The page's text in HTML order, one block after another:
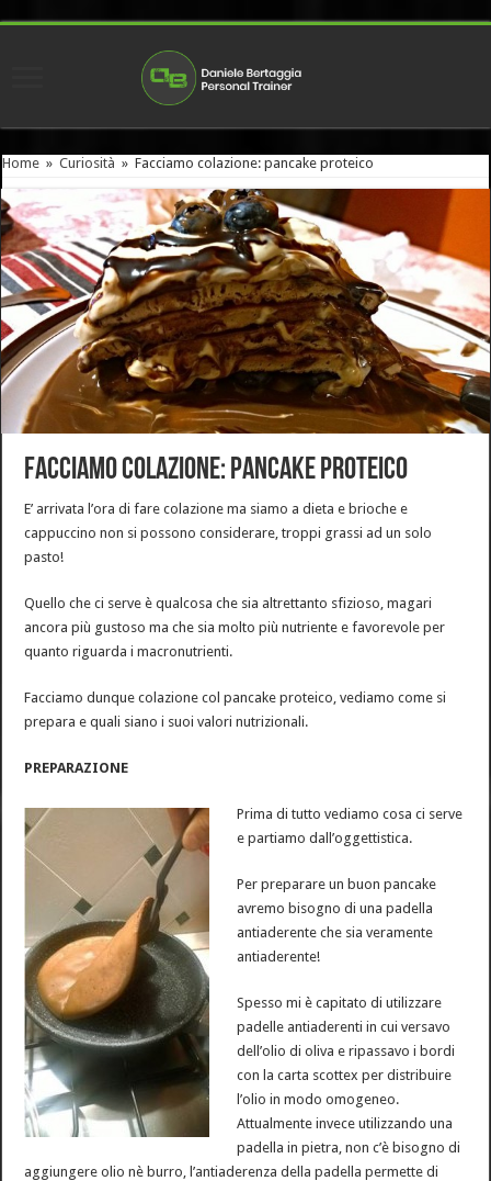
Home » Curiosità » Facciamo colazione: pancake proteico
Facciamo colazione: pancake proteico
E’ arrivata l’ora di fare colazione ma siamo a dieta e brioche e
cappuccino non si possono considerare, troppi grassi ad un solo
pasto!
Quello che ci serve è qualcosa che sia altrettanto sfizioso, magari
ancora più gustoso ma che sia molto più nutriente e favorevole per
quanto riguarda i macronutrienti.
Facciamo dunque colazione col pancake proteico, vediamo come si
prepara e quali siano i suoi valori nutrizionali.
PREPARAZIONE
Prima di tutto vediamo cosa ci serve
e partiamo dall’oggettistica.
Per preparare un buon pancake
avremo bisogno di una padella
antiaderente che sia veramente
antiaderente!
Spesso mi è capitato di utilizzare
padelle antiaderenti in cui versavo
dell’olio di oliva e ripassavo i bordi
con la carta scottex per distribuire
l’olio in modo omogeneo.
Attualmente invece utilizzando una
padella in pietra, non c’è bisogno di
aggiungere olio nè burro, l’antiaderenza della padella permette di